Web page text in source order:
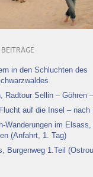
BEITRÄGE
in den Schluchten des
Radtour Sellin – Göhren
auf die Insel – nach
Wanderungen im Elsass,
(Anfahrt, 1. Tag)
Burgenweg 1.Teil